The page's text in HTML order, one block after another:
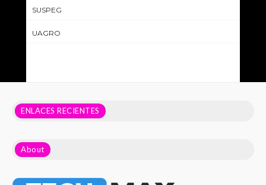
SUSPEG
UAGRO
ENLACES RECIENTES
About